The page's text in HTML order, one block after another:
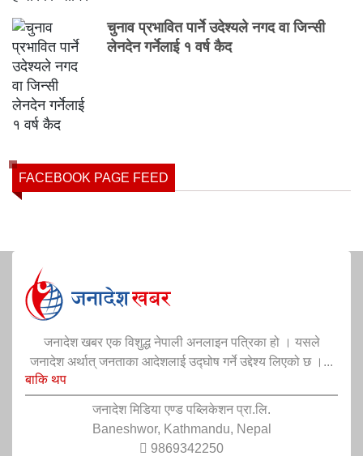
चुनाव प्रभावित पार्ने उदेश्यले नगद वा जिन्सी
लेनदेन गर्नेलाई १ वर्ष कैद
FACEBOOK PAGE FEED
जनादेश खबर एक विशुद्ध नेपाली अनलाइन पत्रिका हो । यसले
जनादेश अर्थात् जनताका आदेशलाई उद्घोष गर्ने उद्देश्य लिएको छ ।...
बाकि थप
जनादेश मिडिया एण्ड पब्लिकेशन प्रा.लि.
Baneshwor, Kathmandu, Nepal
9869342250